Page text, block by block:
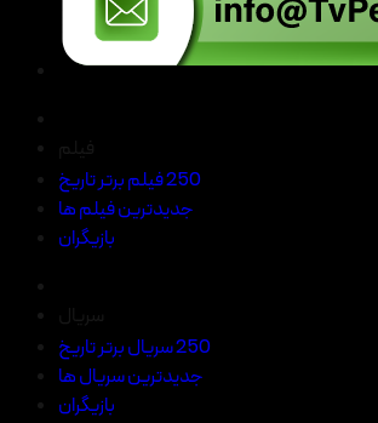
250 فیلم برتر تاریخ
جدیدترین فیلم ها
بازیگران
250 سریال برتر تاریخ
جدیدترین سریال ها
بازیگران